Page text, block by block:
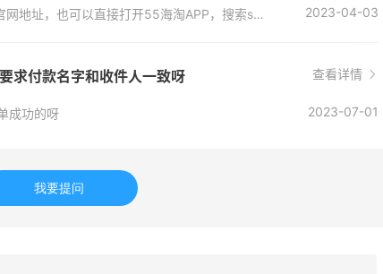
www.sephora.com 这个是丝芙兰的官网地址，也可以直接打开55海淘APP，搜索sephora进入官网 2023-04-03
求付款名字和收件人一致呀 查看详情
成功的呀 2023-07-01
我要提问